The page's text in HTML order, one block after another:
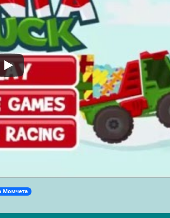
Момчета